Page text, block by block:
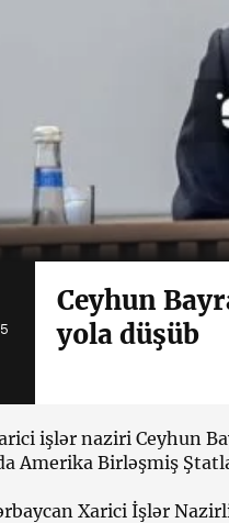
Ceyhun
yola düşüb
işlər naziri Ceyhun
Amerika Birləşmiş
Xarici İşlər